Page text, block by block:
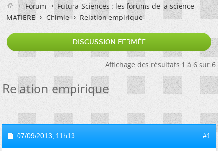
Forum
Futura-Sciences : les forums de la science
MATIERE
Chimie Relation empirique
DISCUSSION FERMÉE
Affichage des résultats 1 à 6 sur 6
Relation empirique
07/09/2013, 11h13 #1